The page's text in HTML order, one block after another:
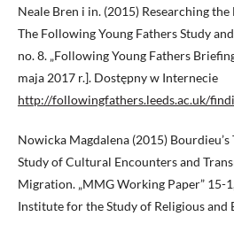
Neale Bren i in. (2015) Researching the
The Following Young Fathers Study
no. 8. „Following Young Fathers
maja 2017 r.]. Dostępny w Internecie
http://followingfathers.leeds.ac.uk/
Nowicka Magdalena (2015)
Study of Cultural Encounters and
Migration. „MMG Working Paper” 15-
Institute for the Study of Religious and